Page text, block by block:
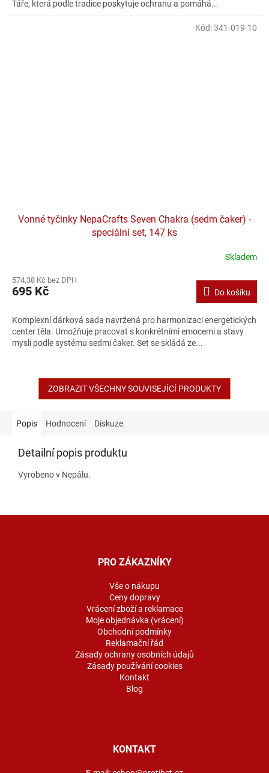
Táře, která podle tradice poskytuje ochranu a pomáhá...
Vonné tyčinky NepaCrafts Seven Chakra (sedm čaker) -
speciální set, 147 ks
Skladem
574,38 Kč bez DPH
695 Kč Do košíku
Komplexní dárková sada navržená pro harmonizaci energetických
center těla. Umožňuje pracovat s konkrétními emocemi a stavy
mysli podle systému sedmi čaker. Set se skládá ze...
Kód:341-019-10
ZOBRAZIT VŠECHNY SOUVISEJÍCÍ PRODUKTY
Popis Hodnocení Diskuze
Detailní popis produktu
Vyrobeno v Nepálu.
PRO ZÁKAZNÍKY
Vše o nákupu
Ceny dopravy
Vrácení zboží a reklamace
Moje objednávka (vrácení)
Obchodní podmínky
Reklamační řád
Zásady ochrany osobních údajů
Zásady používání cookies
Kontakt
Blog
KONTAKT